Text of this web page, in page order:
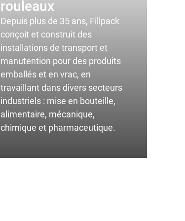
rouleaux
Depuis plus de 35 ans, Fillpack
conçoit et construit des
installations de transport et
manutention pour des produits
emballés et en vrac, en
travaillant dans divers secteurs
industriels : mise en bouteille,
alimentaire, mécanique,
chimique et pharmaceutique.